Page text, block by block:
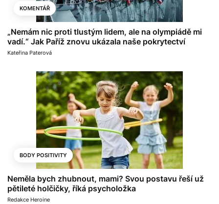
KOMENTÁŘ
„Nemám nic proti tlustým lidem, ale na olympiádě mi
vadí.“ Jak Paříž znovu ukázala naše pokrytectví
Kateřina Paterová
BODY POSITIVITY
Neměla bych zhubnout, mami? Svou postavu řeší už
pětileté holčičky, říká psycholožka
Redakce Heroine